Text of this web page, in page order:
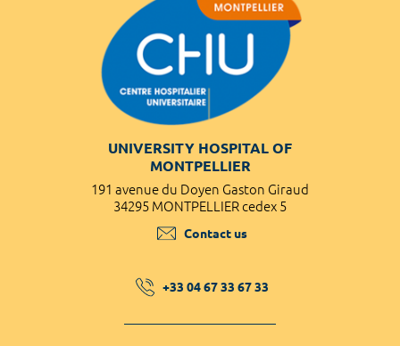
UNIVERSITY HOSPITAL OF
MONTPELLIER
191 avenue du Doyen Gaston Giraud
34295 MONTPELLIER cedex 5
Contact us
+33 04 67 33 67 33